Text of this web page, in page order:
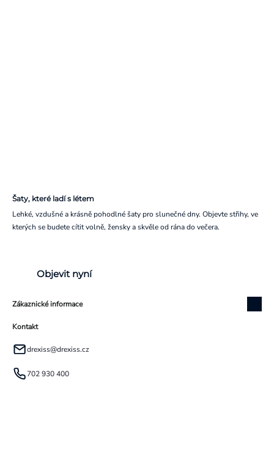
Šaty, které ladí s létem
Lehké, vzdušné a krásně pohodlné šaty pro slunečné dny. Objevte střihy, ve
kterých se budete cítit volně, žensky a skvěle od rána do večera.
Objevit nyní
Zákaznické informace
Kontakt
drexiss@drexiss.cz
702 930 400